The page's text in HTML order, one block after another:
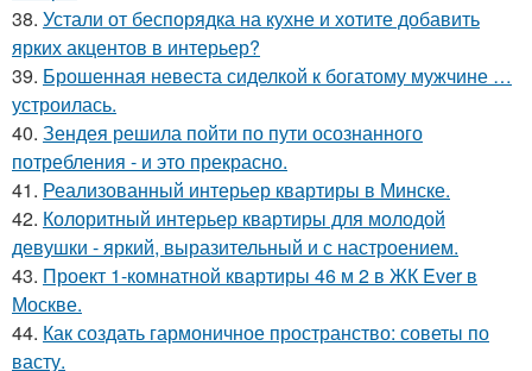
38. Устали от беспорядка на кухне и хотите добавить
ярких акцентов в интерьер?
39. Брошенная невеста сиделкой к богатому мужчине …
устроилась.
40. Зендея решила пойти по пути осознанного
потребления - и это прекрасно.
41. Реализованный интерьер квартиры в Минске.
42. Колоритный интерьер квартиры для молодой
девушки - яркий, выразительный и с настроением.
43. Проект 1-комнатной квартиры 46 м 2 в ЖК Ever в
Москве.
44. Как создать гармоничное пространство: советы по
васту.